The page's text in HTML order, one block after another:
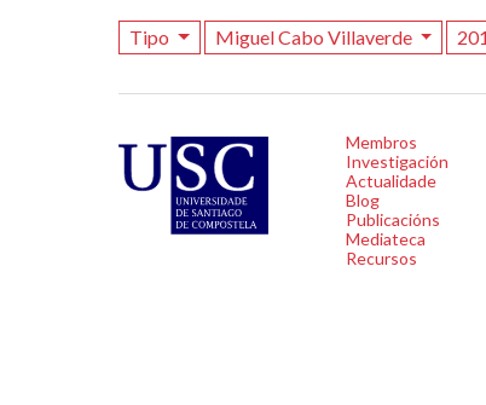
Tipo Miguel Cabo Villaverde
Membros
Investigación
Actualidade
Blog
Publicacións
Mediateca
Recursos